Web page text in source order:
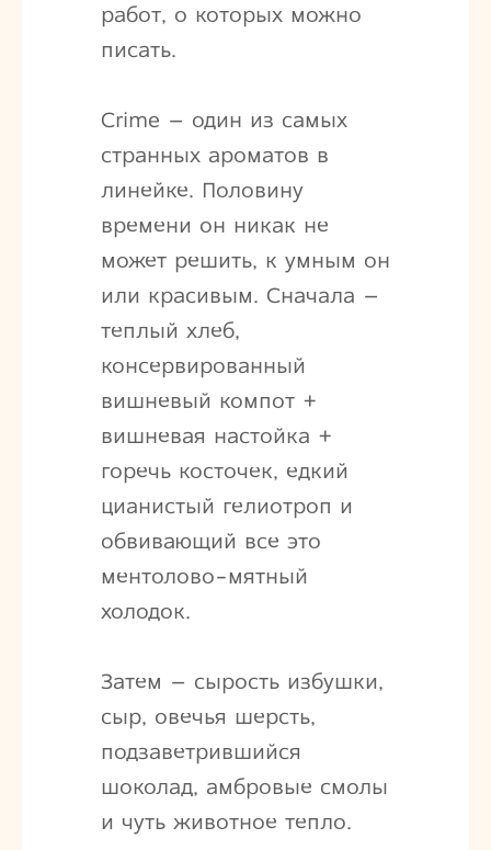
работ, о которых можно
писать.
Crime – один из самых
странных ароматов в
линейке. Половину
времени он никак не
может решить, к умным он
или красивым. Сначала –
теплый хлеб,
консервированный
вишневый компот +
вишневая настойка +
горечь косточек, едкий
цианистый гелиотроп и
обвивающий все это
ментолово-мятный
холодок.
Затем – сырость избушки,
сыр, овечья шерсть,
подзаветрившийся
шоколад, амбровые смолы
и чуть животное тепло.